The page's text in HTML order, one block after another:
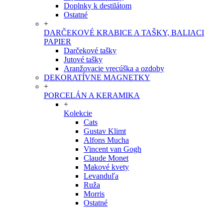
Doplnky k destilátom
Ostatné
+
DARČEKOVÉ KRABICE A TAŠKY, BALIACI
PAPIER
Darčekové tašky
Jutové tašky
Aranžovacie vrecúška a ozdoby
DEKORATÍVNE MAGNETKY
+
PORCELÁN A KERAMIKA
+
Kolekcie
Cats
Gustav Klimt
Alfons Mucha
Vincent van Gogh
Claude Monet
Makové kvety
Levanduľa
Ruža
Morris
Ostatné